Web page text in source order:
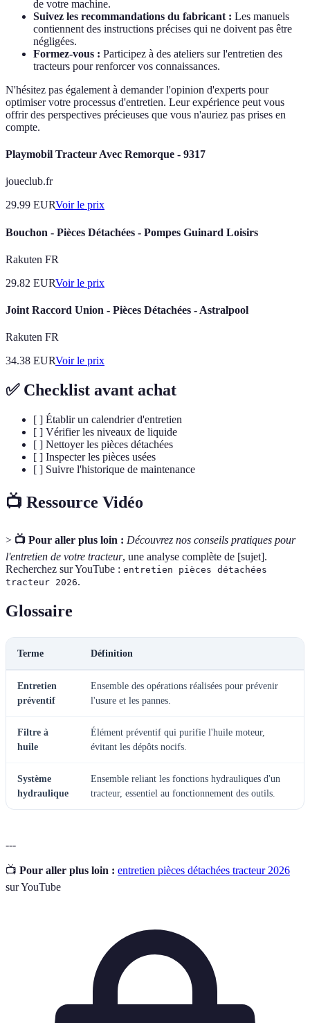
de votre machine.
Suivez les recommandations du fabricant : Les manuels
contiennent des instructions précises qui ne doivent pas être
négligées.
Formez-vous : Participez à des ateliers sur l'entretien des
tracteurs pour renforcer vos connaissances.
N'hésitez pas également à demander l'opinion d'experts pour
optimiser votre processus d'entretien. Leur expérience peut vous
offrir des perspectives précieuses que vous n'auriez pas prises en
compte.
Playmobil Tracteur Avec Remorque - 9317
joueclub.fr
29.99 EURVoir le prix
Bouchon - Pièces Détachées - Pompes Guinard Loisirs
Rakuten FR
29.82 EURVoir le prix
Joint Raccord Union - Pièces Détachées - Astralpool
Rakuten FR
34.38 EURVoir le prix
✅ Checklist avant achat
[ ] Établir un calendrier d'entretien
[ ] Vérifier les niveaux de liquide
[ ] Nettoyer les pièces détachées
[ ] Inspecter les pièces usées
[ ] Suivre l'historique de maintenance
📺 Ressource Vidéo
> 📺 Pour aller plus loin : Découvrez nos conseils pratiques pour
l'entretien de votre tracteur, une analyse complète de [sujet].
Recherchez sur YouTube : entretien pièces détachées
tracteur 2026.
Glossaire
Terme Définition
Entretien
préventif
Ensemble des opérations réalisées pour prévenir
l'usure et les pannes.
Filtre à
huile
Élément préventif qui purifie l'huile moteur,
évitant les dépôts nocifs.
Système
hydraulique
Ensemble reliant les fonctions hydrauliques d'un
tracteur, essentiel au fonctionnement des outils.
---
📺 Pour aller plus loin : entretien pièces détachées tracteur 2026
sur YouTube